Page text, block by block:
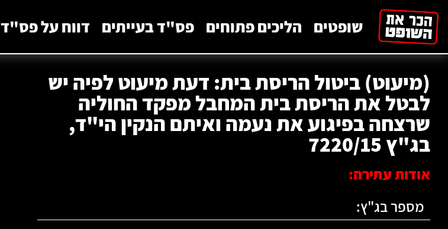
שופטים הליכים פתוחים פס"ד בעייתים דווח על פס"ד
(מיעוט) ביטול הריסת בית: דעת מיעוט לפיה יש
לבטל את הריסת בית המחבל מפקד החוליה
שרצחה בפיגוע את נעמה ואיתם הנקין הי"ד,
בג"ץ 7220/15
אודות עתירה:
מספר בג"ץ: